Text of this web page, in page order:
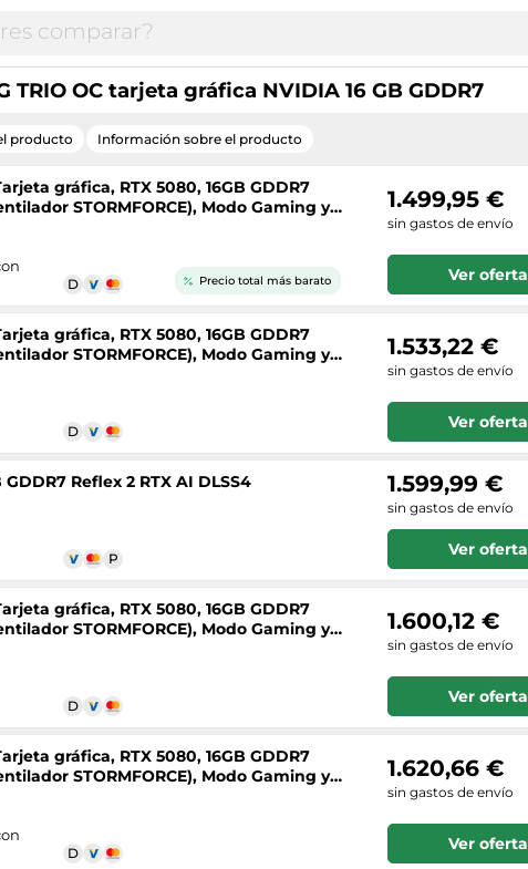
TRIO OC tarjeta gráfica NVIDIA 16 GB GDDR7
producto Información sobre el producto
gráfica, RTX 5080, 16GB GDDR7
STORMFORCE), Modo Gaming y
Precio total más barato
1.499,95 €
sin gastos de envío
Ver oferta
gráfica, RTX 5080, 16GB GDDR7
STORMFORCE), Modo Gaming y
1.533,22 €
sin gastos de envío
Ver oferta
GDDR7 Reflex 2 RTX AI DLSS4 1.599,99 €
sin gastos de envío
Ver oferta
gráfica, RTX 5080, 16GB GDDR7
STORMFORCE), Modo Gaming y
1.600,12 €
sin gastos de envío
Ver oferta
gráfica, RTX 5080, 16GB GDDR7
STORMFORCE), Modo Gaming y
1.620,66 €
sin gastos de envío
Ver oferta